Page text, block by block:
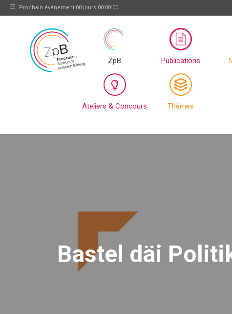
Prochain événement 00 jours 00:00:00
ZpB Publications
Ateliers & Concours Thèmes
Bastel däi